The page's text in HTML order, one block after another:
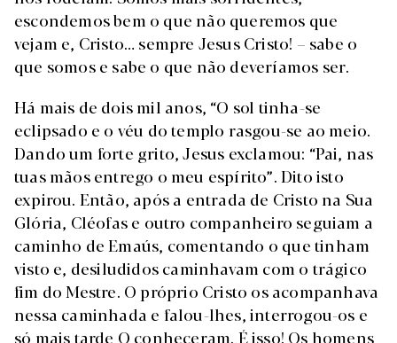
escondemos bem o que não queremos que
vejam e, Cristo… sempre Jesus Cristo! – sabe o
que somos e sabe o que não deveríamos ser.
Há mais de dois mil anos, “O sol tinha-se
eclipsado e o véu do templo rasgou-se ao meio.
Dando um forte grito, Jesus exclamou: “Pai, nas
tuas mãos entrego o meu espírito”. Dito isto
expirou. Então, após a entrada de Cristo na Sua
Glória, Cléofas e outro companheiro seguiam a
caminho de Emaús, comentando o que tinham
visto e, desiludidos caminhavam com o trágico
fim do Mestre. O próprio Cristo os acompanhava
nessa caminhada e falou-lhes, interrogou-os e
só mais tarde O conheceram. É isso! Os homens